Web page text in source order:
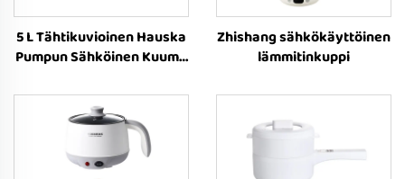
5 L Tähtikuvioinen Hauska
Pumpun Sähköinen Kuuma
Zhishang sähkökäyttöinen
lämmitinkuppi